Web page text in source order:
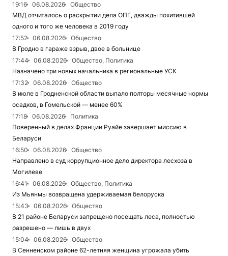
19:16
06.08.2026
Общество
МВД отчиталось о раскрытии дела ОПГ, дважды похитившей
одного и того же человека в 2019 году
17:52
06.08.2026
Общество
В Гродно в гараже взрыв, двое в больнице
17:44
06.08.2026
Общество, Политика
Назначено три новых начальника в региональные УСК
17:32
06.08.2026
Общество
В июле в Гродненской области выпало полторы месячные нормы
осадков, в Гомельской — менее 60%
17:18
06.08.2026
Политика
Поверенный в делах Франции Руайе завершает миссию в
Беларуси
16:50
06.08.2026
Общество
Направлено в суд коррупционное дело директора лесхоза в
Могилеве
16:41
06.08.2026
Общество, Политика
Из Мьянмы возвращена удерживаемая белоруска
15:43
06.08.2026
Общество
В 21 районе Беларуси запрещено посещать леса, полностью
разрешено — лишь в двух
15:04
06.08.2026
Общество
В Сенненском районе 62-летняя женщина угрожала убить